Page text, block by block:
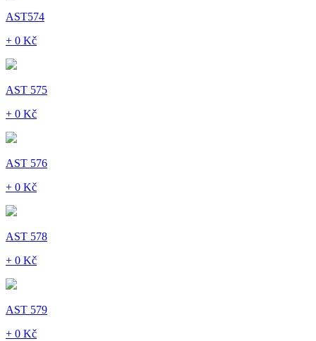
AST574
+ 0 Kč
AST 575
+ 0 Kč
AST 576
+ 0 Kč
AST 578
+ 0 Kč
AST 579
+ 0 Kč